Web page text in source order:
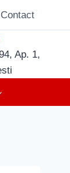
Contact
Ap. 1,